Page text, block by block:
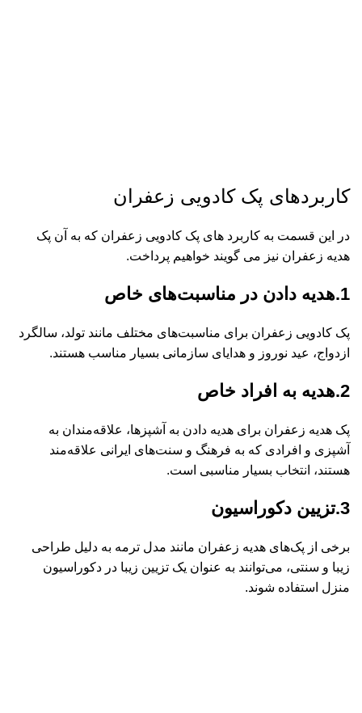
کاربردهای پک کادویی زعفران
در این قسمت به کاربرد های پک کادویی زعفران که به آن پک
هدیه زعفران نیز می گویند خواهیم پرداخت.
1.هدیه دادن در مناسبت‌های خاص
پک کادویی زعفران برای مناسبت‌های مختلف مانند تولد، سالگرد
ازدواج، عید نوروز و هدایای سازمانی بسیار مناسب هستند.
2.هدیه به افراد خاص
پک هدیه زعفران برای هدیه دادن به آشپزها، علاقه‌مندان به
آشپزی و افرادی که به فرهنگ و سنت‌های ایرانی علاقه‌مند
هستند، انتخاب بسیار مناسبی است.
3.تزیین دکوراسیون
برخی از پک‌های هدیه زعفران مانند مدل ترمه به دلیل طراحی
زیبا و سنتی، می‌توانند به عنوان یک تزیین زیبا در دکوراسیون
منزل استفاده شوند.